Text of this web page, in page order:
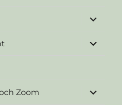
Zoom